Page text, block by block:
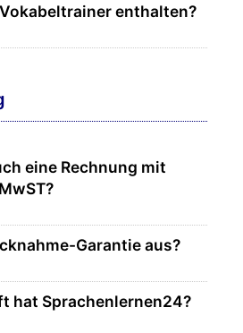
enthalten?
eine Rechnung mit
Garantie aus?
hat Sprachenlernen24?